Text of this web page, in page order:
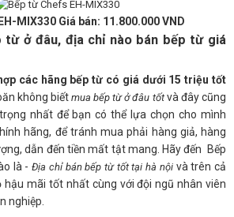
MIX330 Giá bán: 11.800.000 VND
từ ở đâu, địa chỉ nào bán bếp từ giá
các hãng bếp từ có giá dưới 15 triệu tốt
không biết mua bếp từ ở đâu tốtvà đây cũng
nhất để bạn có thể lựa chọn cho mình
hãng, để tránh mua phải hàng giả, hàng
dẫn đến tiền mất tật mang. Hãy đến Bếp
là -Địa chỉ bán bếp từ tốt tại hà nội và trên cả
hậu mãi tốt nhất cùng với đội ngũ nhân viên
nghiệp.